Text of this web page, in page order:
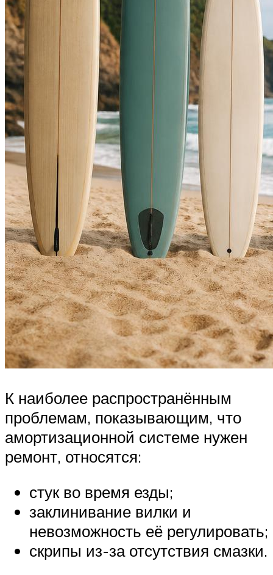
К наиболее распространённым
проблемам, показывающим, что
амортизационной системе нужен
ремонт, относятся:
стук во время езды;
заклинивание вилки и
невозможность её регулировать;
скрипы из-за отсутствия смазки.